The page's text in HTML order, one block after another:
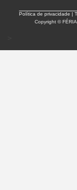
Política de privacidade |
Copyright ©